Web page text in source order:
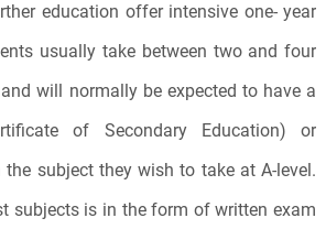
education offer intensive one- year
usually take between two and four
will normally be expected to have a
of Secondary Education) or
subject they wish to take at A-level.
subjects is in the form of written exam